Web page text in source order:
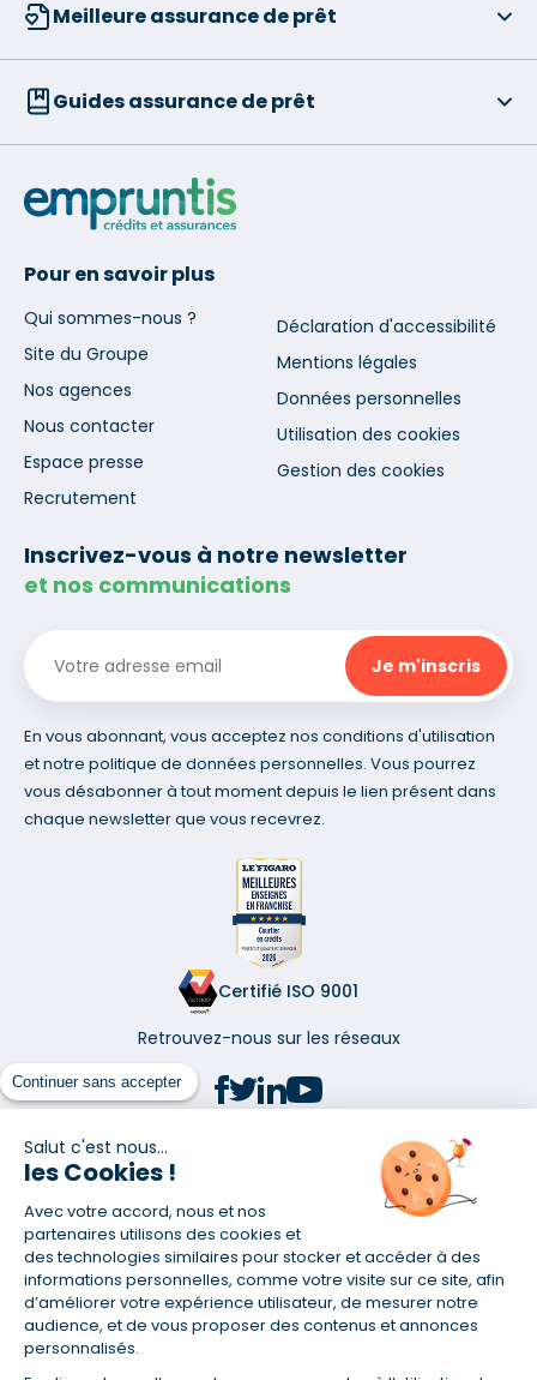
Continuer sans accepter
Salut c'est nous...
les Cookies !
Avec votre accord, nous et nos
partenaires utilisons des cookies et
des technologies similaires pour stocker et accéder à des
informations personnelles, comme votre visite sur ce site, afin
d’améliorer votre expérience utilisateur, de mesurer notre
audience, et de vous proposer des contenus et annonces
personnalisés.
Meilleure assurance de prêt
Guides assurance de prêt
Pour en savoir plus
Qui sommes-nous ?
Site du Groupe
Nos agences
Nous contacter
Espace presse
Recrutement
Déclaration d'accessibilité
Mentions légales
Données personnelles
Utilisation des cookies
Gestion des cookies
Inscrivez-vous à notre newsletter
et nos communications
En vous abonnant, vous acceptez nos conditions d'utilisation
et notre politique de données personnelles. Vous pourrez
vous désabonner à tout moment depuis le lien présent dans
chaque newsletter que vous recevrez.
Certifié ISO 9001
Retrouvez-nous sur les réseaux
(1) Taux fixe national hors assurance et selon votre profil
(2) Économie de 65 % pour l'assurance d'un prêt amortissable de 330
457,23 € à 0,90 % sur 19,5 ans, accordé à un salarié non cadre assuré à
100 % (décès, PTIA, IPP, ITT, IPP) âgé de 36 ans fumeur et une personne
salariée non cadre assurée à 100 % (décès, PTIA, IPP, ITT, IPP) âgée de 35
ans et non-fumeur, tous deux sans risque médical connu. Au
14/07/2019, coût de l'assurance proposée par la banque 179,08 €/mois
en moyenne contre 64,60 €/mois en moyenne au 14/07/2022 avec
Empruntis.com (TAEA : 0,44 %, coût total de l'assurance : 15 117,65 €).